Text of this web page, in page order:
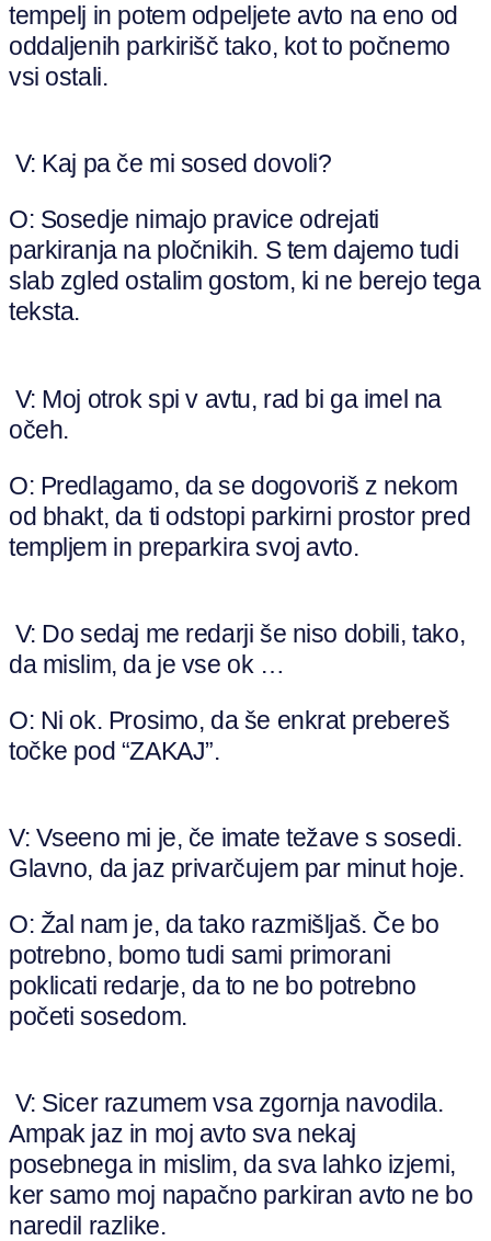
tempelj in potem odpeljete avto na eno od
oddaljenih parkirišč tako, kot to počnemo
vsi ostali.
V: Kaj pa če mi sosed dovoli?
O: Sosedje nimajo pravice odrejati
parkiranja na pločnikih. S tem dajemo tudi
slab zgled ostalim gostom, ki ne berejo tega
teksta.
V: Moj otrok spi v avtu, rad bi ga imel na
očeh.
O: Predlagamo, da se dogovoriš z nekom
od bhakt, da ti odstopi parkirni prostor pred
templjem in preparkira svoj avto.
V: Do sedaj me redarji še niso dobili, tako,
da mislim, da je vse ok …
O: Ni ok. Prosimo, da še enkrat prebereš
točke pod “ZAKAJ”.
V: Vseeno mi je, če imate težave s sosedi.
Glavno, da jaz privarčujem par minut hoje.
O: Žal nam je, da tako razmišljaš. Če bo
potrebno, bomo tudi sami primorani
poklicati redarje, da to ne bo potrebno
početi sosedom.
V: Sicer razumem vsa zgornja navodila.
Ampak jaz in moj avto sva nekaj
posebnega in mislim, da sva lahko izjemi,
ker samo moj napačno parkiran avto ne bo
naredil razlike.